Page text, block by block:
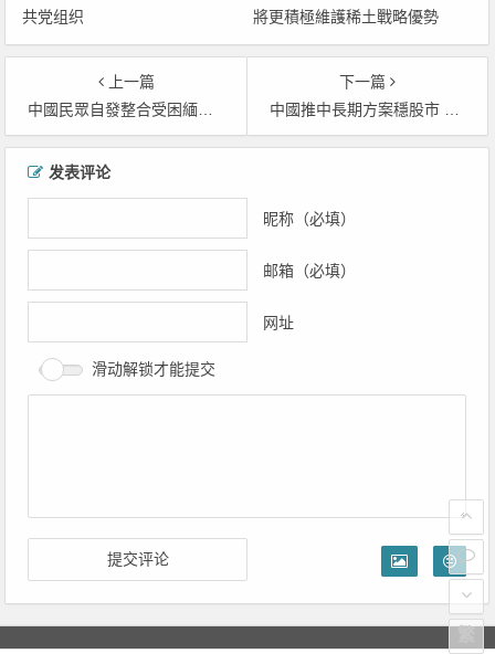
共党组织
將更積極維護稀土戰略優勢
上一篇
中國民眾自發整合受困緬甸者資料 已有逾千個案
下一篇
中國推中長期方案穩股市 引導加強社保與養老基金入市力度
文章导航
发表评论
昵称（必填）
邮箱（必填）
网址
滑动解锁才能提交